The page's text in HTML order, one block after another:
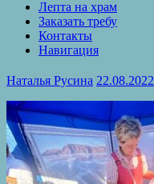
Лепта на храм
Заказать требу
Контакты
Навигация
Наталья Русина 22.08.2022